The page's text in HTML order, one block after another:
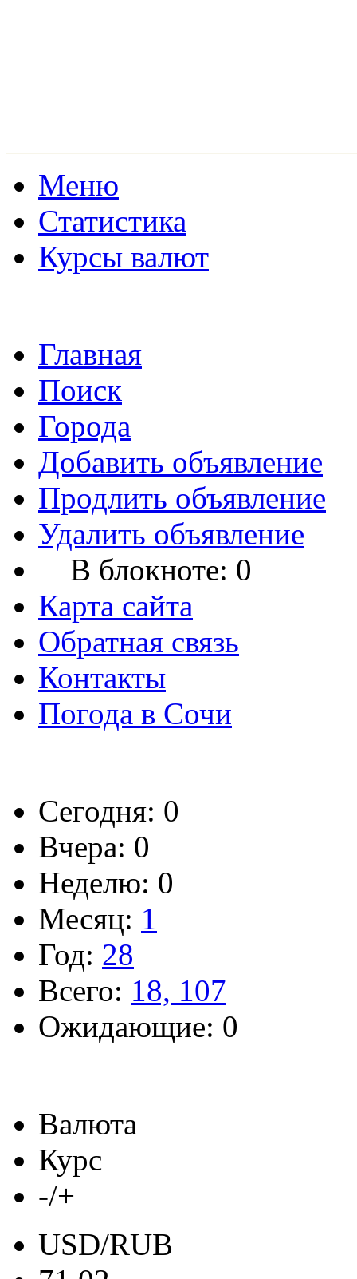
Меню
Статистика
Курсы валют
Главная
Поиск
Города
Добавить объявление
Продлить объявление
Удалить объявление
В блокноте: 0
Карта сайта
Обратная связь
Контакты
Погода в Сочи
Сегодня: 0
Вчера: 0
Неделю: 0
Месяц: 1
Год: 28
Всего: 18, 107
Ожидающие: 0
Валюта
Курс
-/+
USD/RUB